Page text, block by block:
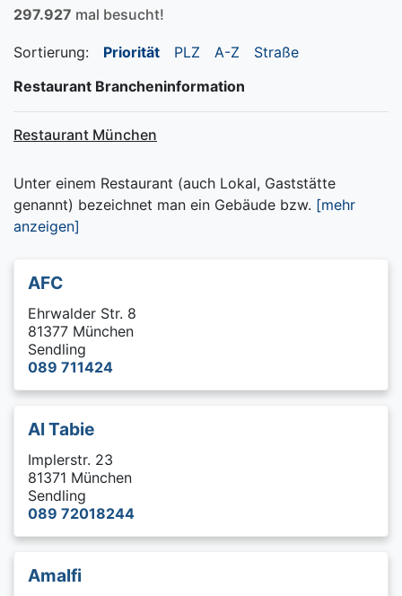
297.927 mal besucht!
Sortierung: Priorität PLZ A-Z
Straße
Restaurant Brancheninformation
Restaurant München
Unter einem Restaurant (auch Lokal, Gaststätte
genannt) bezeichnet man ein Gebäude bzw. [mehr
anzeigen]
AFC
Ehrwalder Str. 8
81377 München
Sendling
089 711424
Al Tabie
Implerstr. 23
81371 München
Sendling
089 72018244
Amalfi